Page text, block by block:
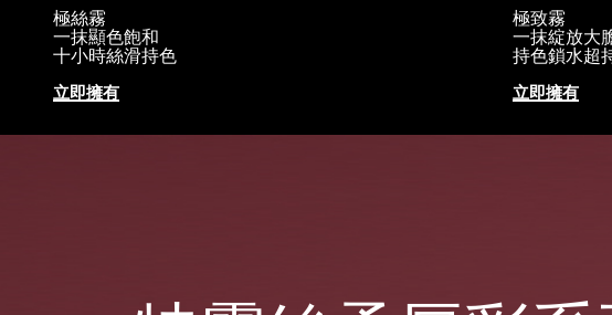
極絲霧
一抹顯色飽和
十小時絲滑持色
立即擁有
極致霧
一抹綻放大
持色鎖水超
立即擁有